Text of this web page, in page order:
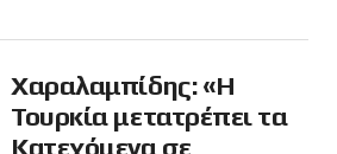
Χαραλαμπίδης: «Η
Τουρκία μετατρέπει τα
Κατεχόμενα σε